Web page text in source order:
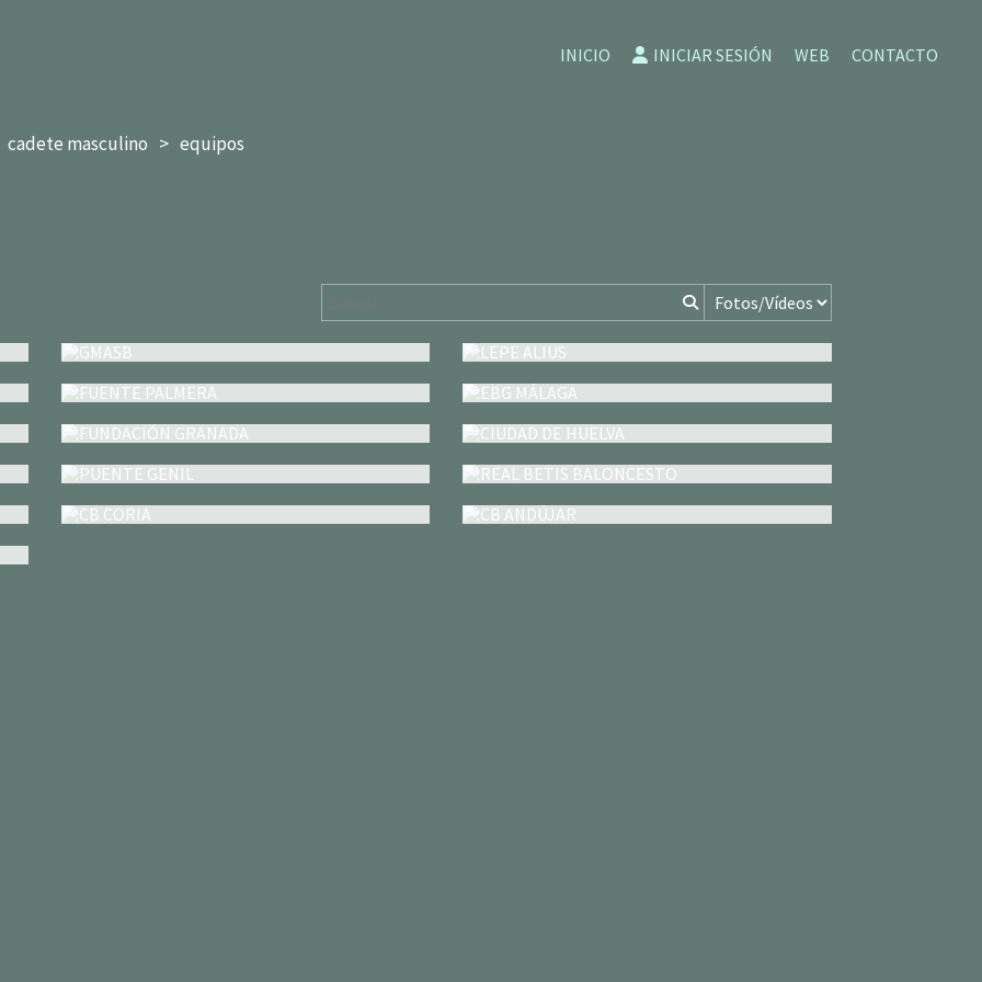
INICIO INICIAR SESIÓN WEB CONTACTO
cadete masculino equipos
LEPE ALIUS
FUENTE PALMERA EBG MÁLAGA
FUNDACIÓN GRANADA CIUDAD DE HUELVA
PUENTE GENIL REAL BETIS BALONCESTO
CB CORIA CB ANDÚJAR